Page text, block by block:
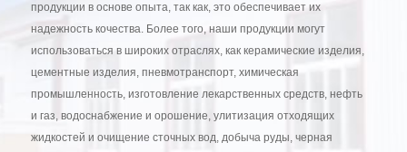
продукции в основе опыта, так как, это обеспечивает их
надежность кочества. Более того, наши продукции могут
использоваться в широких отраслях, как керамические изделия,
цементные изделия, пневмотранспорт, химическая
промышленность, изготовление лекарственных средств, нефть
и газ, водоснабжение и орошение, улитизация отходящих
жидкостей и очищение сточных вод, добыча руды, черная